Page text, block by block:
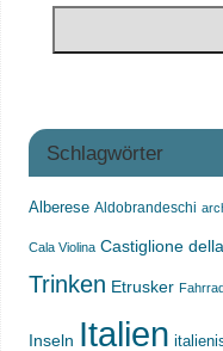
Schlagwörter
Alberese Aldobrandeschi
Cala Violina Castiglione
Trinken Etrusker
Inseln Italien